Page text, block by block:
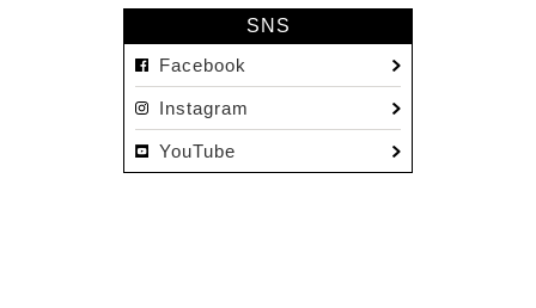
2022.11(16)
SNS
Facebook
Instagram
YouTube